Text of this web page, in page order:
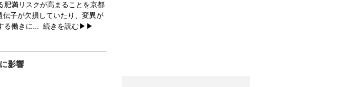
満リスクが高まることを京都
子が欠損していたり、変異が
る働きに... 続きを読む▶▶
影響